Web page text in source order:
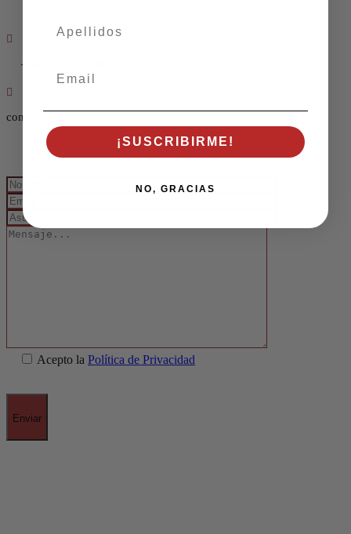
+34 958 60 34 96
contacto@cafessolycrema.com
Acepto la Política de Privacidad
¡SUSCRIBIRME!
NO, GRACIAS